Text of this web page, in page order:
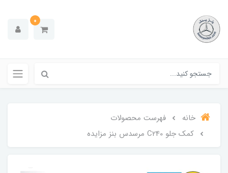
0
خانه
فهرست محصولات
کمک جلو C240 مرسدس بنز مزایده